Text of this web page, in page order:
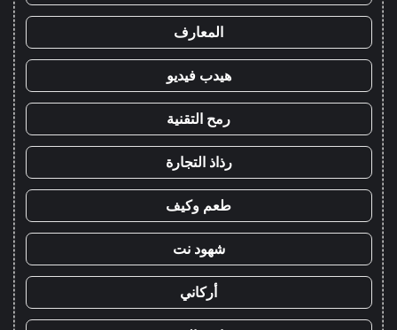
المعارف
هيدب فيديو
رمح التقنية
رذاذ التجارة
طعم وكيف
شهود نت
أركاني